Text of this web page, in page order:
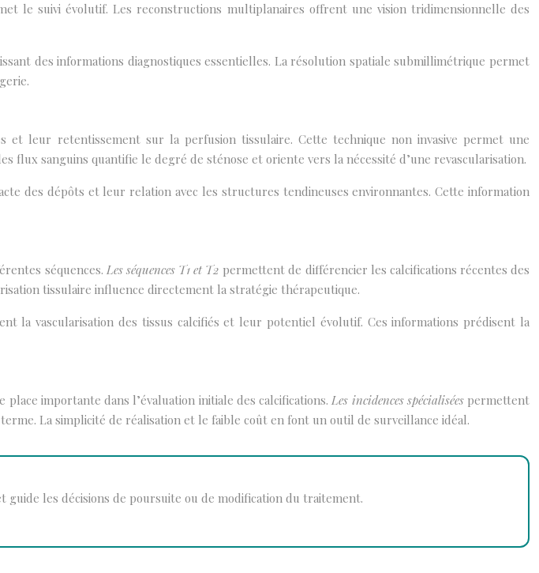
le suivi évolutif. Les reconstructions multiplanaires offrent une vision tridimensionnelle des
des informations diagnostiques essentielles. La résolution spatiale submillimétrique permet
et leur retentissement sur la perfusion tissulaire. Cette technique non invasive permet une
flux sanguins quantifie le degré de sténose et oriente vers la nécessité d’une revascularisation.
des dépôts et leur relation avec les structures tendineuses environnantes. Cette information
séquences. Les séquences T1 et T2 permettent de différencier les calcifications récentes des
tissulaire influence directement la stratégie thérapeutique.
la vascularisation des tissus calcifiés et leur potentiel évolutif. Ces informations prédisent la
place importante dans l’évaluation initiale des calcifications.Les incidences spécialisées permettent
La simplicité de réalisation et le faible coût en font un outil de surveillance idéal.
les décisions de poursuite ou de modification du traitement.